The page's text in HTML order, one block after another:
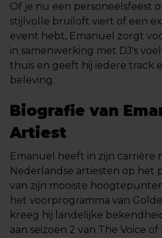
Of je nu een personeelsfeest
stijlvolle bruiloft viert of een
event hebt, Emanuel zorgt
in samenwerking met DJ's
thuis en geeft hij iedere track
beleving.
Biografie van
Artiest
Emanuel heeft in zijn carrière
Nederlandse artiesten op het
van zijn mooiste
het voorprogramma van
kreeg hij landelijke
aan seizoen 2 van The Voice